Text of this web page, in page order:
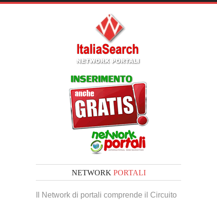
NETWORK PORTALI
Il Network di portali comprende il Circuito